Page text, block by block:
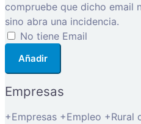
compruebe que dicho email
sino abra una incidencia.
No tiene Email
Añadir
Empresas
+Empresas +Empleo +Rural